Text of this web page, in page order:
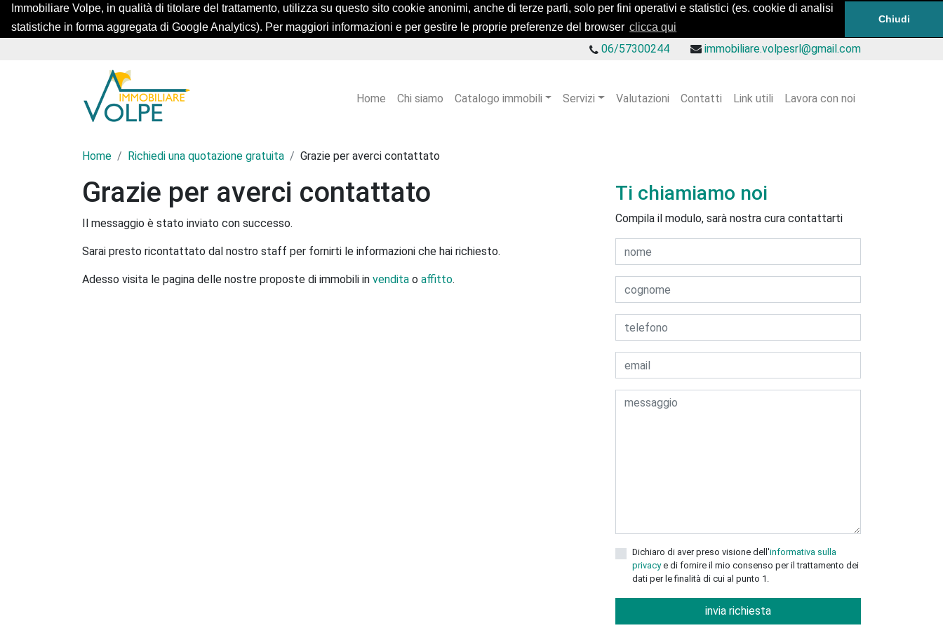
Immobiliare Volpe, in qualità di titolare del trattamento, utilizza su questo sito cookie anonimi, anche di terze parti, solo per fini operativi e statistici (es. cookie di analisi
statistiche in forma aggregata di Google Analytics). Per maggiori informazioni e per gestire le proprie preferenze del browser clicca qui
Chiudi
06/57300244 immobiliare.volpesrl@gmail.com
Home Chi siamo Catalogo immobili Servizi Valutazioni Contatti Link utili Lavora con noi
Home Richiedi una quotazione gratuita Grazie per averci contattato
Grazie per averci contattato
Il messaggio è stato inviato con successo.
Sarai presto ricontattato dal nostro staff per fornirti le informazioni che hai richiesto.
Adesso visita le pagina delle nostre proposte di immobili in vendita o affitto.
Ti chiamiamo noi
Compila il modulo, sarà nostra cura contattarti
Dichiaro di aver preso visione dell'informativa sulla
privacye di fornire il mio consenso per il trattamento dei
dati per le finalità di cui al punto 1.
invia richiesta